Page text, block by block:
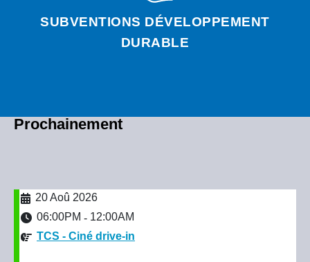
SUBVENTIONS DÉVELOPPEMENT
DURABLE
Prochainement
20 Aoû 2026
06:00PM - 12:00AM
TCS - Ciné drive-in